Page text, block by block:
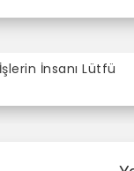
İnsanı Lütfü